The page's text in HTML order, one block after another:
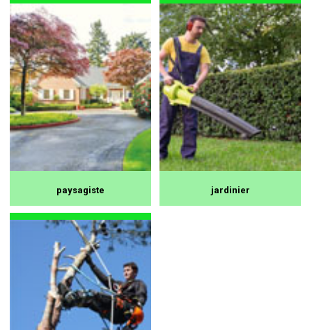
paysagiste jardinier